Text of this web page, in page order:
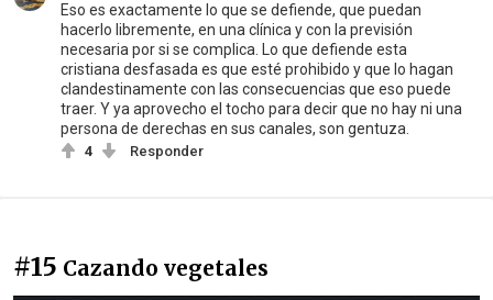
Eso es exactamente lo que se defiende, que puedan
hacerlo libremente, en una clínica y con la previsión
necesaria por si se complica. Lo que defiende esta
cristiana desfasada es que esté prohibido y que lo hagan
clandestinamente con las consecuencias que eso puede
traer. Y ya aprovecho el tocho para decir que no hay ni una
persona de derechas en sus canales, son gentuza.
4 Responder
#15 Cazando vegetales